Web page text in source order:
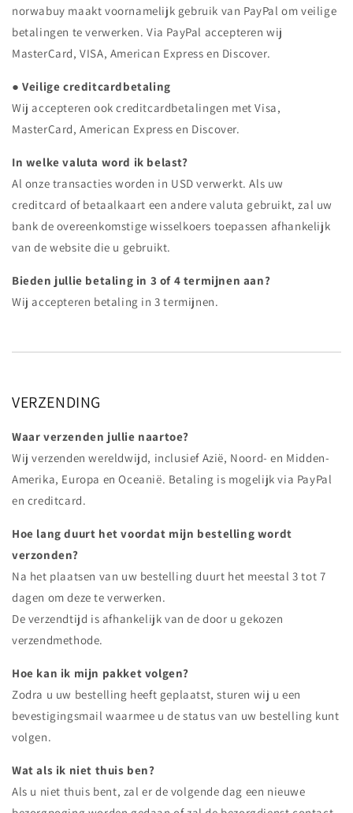
norwabuy maakt voornamelijk gebruik van PayPal om veilige
betalingen te verwerken. Via PayPal accepteren wij
MasterCard, VISA, American Express en Discover.
●Veilige creditcardbetaling
Wij accepteren ook creditcardbetalingen met Visa,
MasterCard, American Express en Discover.
In welke valuta word ik belast?
Al onze transacties worden in USD verwerkt. Als uw
creditcard of betaalkaart een andere valuta gebruikt, zal uw
bank de overeenkomstige wisselkoers toepassen afhankelijk
van de website die u gebruikt.
Bieden jullie betaling in 3 of 4 termijnen aan?
Wij accepteren betaling in 3 termijnen.
VERZENDING
Waar verzenden jullie naartoe?
Wij verzenden wereldwijd, inclusief Azië, Noord- en Midden-
Amerika, Europa en Oceanië. Betaling is mogelijk via PayPal
en creditcard.
Hoe lang duurt het voordat mijn bestelling wordt
verzonden?
Na het plaatsen van uw bestelling duurt het meestal 3 tot 7
dagen om deze te verwerken.
De verzendtijd is afhankelijk van de door u gekozen
verzendmethode.
Hoe kan ik mijn pakket volgen?
Zodra u uw bestelling heeft geplaatst, sturen wij u een
bevestigingsmail waarmee u de status van uw bestelling kunt
volgen.
Wat als ik niet thuis ben?
Als u niet thuis bent, zal er de volgende dag een nieuwe